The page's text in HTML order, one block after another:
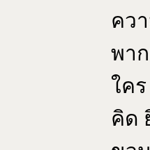
คว
พา
ใค
คิด